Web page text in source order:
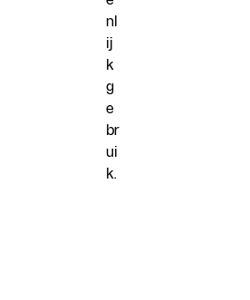
nl
ij
k
g
e
br
ui
k.